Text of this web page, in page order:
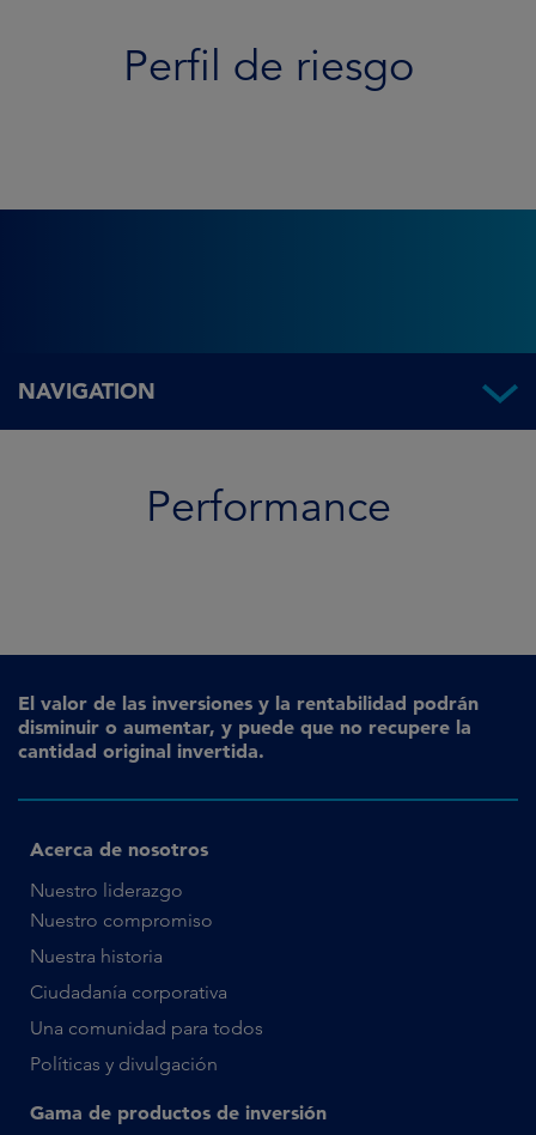
Perfil de riesgo
NAVIGATION
Performance
El valor de las inversiones y la rentabilidad podrán
disminuir o aumentar, y puede que no recupere la
cantidad original invertida.
Acerca de nosotros
Nuestro liderazgo
Nuestro compromiso
Nuestra historia
Ciudadanía corporativa
Una comunidad para todos
Políticas y divulgación
Gama de productos de inversión